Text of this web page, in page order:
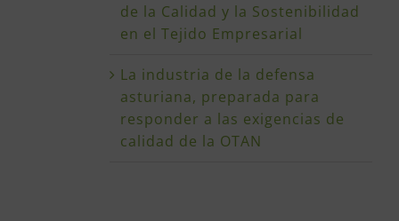
de la Calidad y la Sostenibilidad
en el Tejido Empresarial
La industria de la defensa
asturiana, preparada para
responder a las exigencias de
calidad de la OTAN